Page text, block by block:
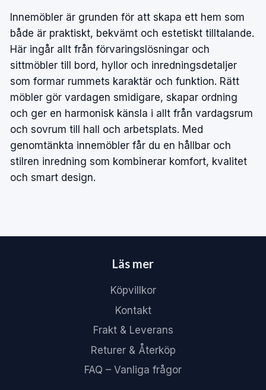
Innemöbler är grunden för att skapa ett hem som
både är praktiskt, bekvämt och estetiskt tilltalande.
Här ingår allt från förvaringslösningar och
sittmöbler till bord, hyllor och inredningsdetaljer
som formar rummets karaktär och funktion. Rätt
möbler gör vardagen smidigare, skapar ordning
och ger en harmonisk känsla i allt från vardagsrum
och sovrum till hall och arbetsplats. Med
genomtänkta innemöbler får du en hållbar och
stilren inredning som kombinerar komfort, kvalitet
och smart design.
Läs mer
Köpvillkor
Kontakt
Frakt & Leverans
Returer & Återköp
FAQ – Vanliga frågor